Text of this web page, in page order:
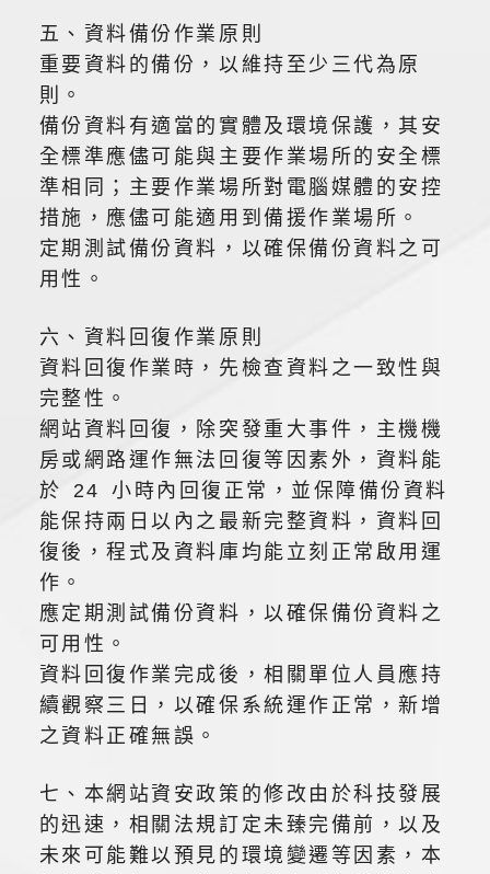
五、資料備份作業原則
重要資料的備份，以維持至少三代為原
則。
備份資料有適當的實體及環境保護，其安
全標準應儘可能與主要作業場所的安全標
準相同；主要作業場所對電腦媒體的安控
措施，應儘可能適用到備援作業場所。
定期測試備份資料，以確保備份資料之可
用性。
六、資料回復作業原則
資料回復作業時，先檢查資料之一致性與
完整性。
網站資料回復，除突發重大事件，主機機
房或網路運作無法回復等因素外，資料能
於 24 小時內回復正常，並保障備份資料
能保持兩日以內之最新完整資料，資料回
復後，程式及資料庫均能立刻正常啟用運
作。
應定期測試備份資料，以確保備份資料之
可用性。
資料回復作業完成後，相關單位人員應持
續觀察三日，以確保系統運作正常，新增
之資料正確無誤。
七、本網站資安政策的修改由於科技發展
的迅速，相關法規訂定未臻完備前，以及
未來可能難以預見的環境變遷等因素，本